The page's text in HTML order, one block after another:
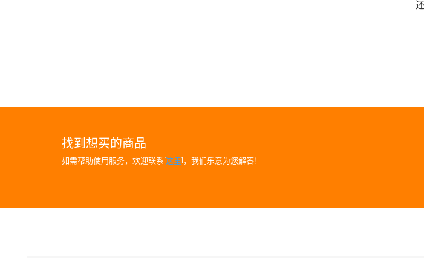
找到想买的商品
如需帮助使用服务，欢迎联系[这里]，我们乐意为您解答！